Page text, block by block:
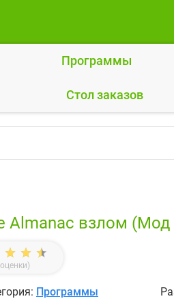
Программы
Cтол заказов
Almanac взлом
оценки)
Программы